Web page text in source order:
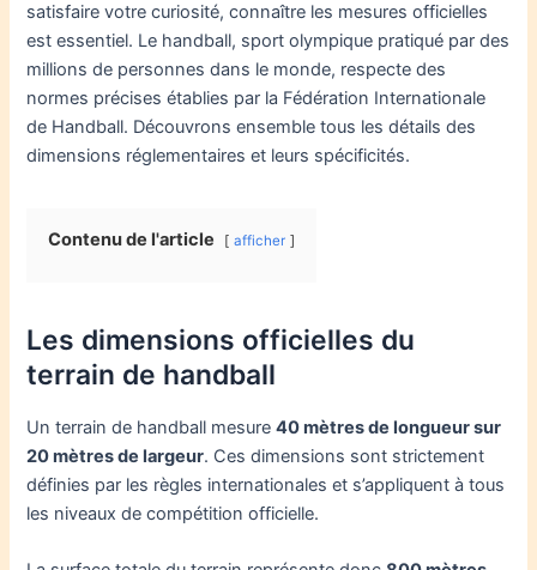
satisfaire votre curiosité, connaître les mesures officielles
est essentiel. Le handball, sport olympique pratiqué par des
millions de personnes dans le monde, respecte des
normes précises établies par la Fédération Internationale
de Handball. Découvrons ensemble tous les détails des
dimensions réglementaires et leurs spécificités.
Contenu de l'article afficher
Les dimensions officielles du
terrain de handball
Un terrain de handball mesure40 mètres de longueur sur
20 mètres de largeur. Ces dimensions sont strictement
définies par les règles internationales et s’appliquent à tous
les niveaux de compétition officielle.